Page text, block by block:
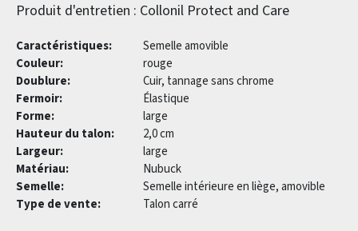
Produit d'entretien : Collonil Protect and Care
Caractéristiques:
Semelle amovible
Couleur:
rouge
Doublure:
Cuir, tannage sans chrome
Fermoir:
Élastique
Forme:
large
Hauteur du talon:
2,0 cm
Largeur:
large
Matériau:
Nubuck
Semelle:
Semelle intérieure en liège, amovible
Type de vente:
Talon carré